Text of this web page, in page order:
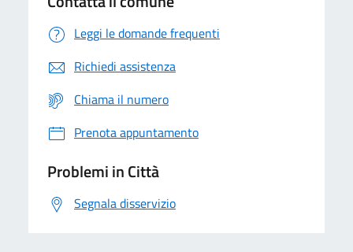
Leggi le domande frequenti
Richiedi assistenza
Chiama il numero
Prenota appuntamento
Problemi in Città
Segnala disservizio